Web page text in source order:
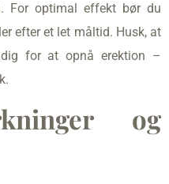
For optimal effekt bør du
efter et let måltid. Husk, at
for at opnå erektion –
og